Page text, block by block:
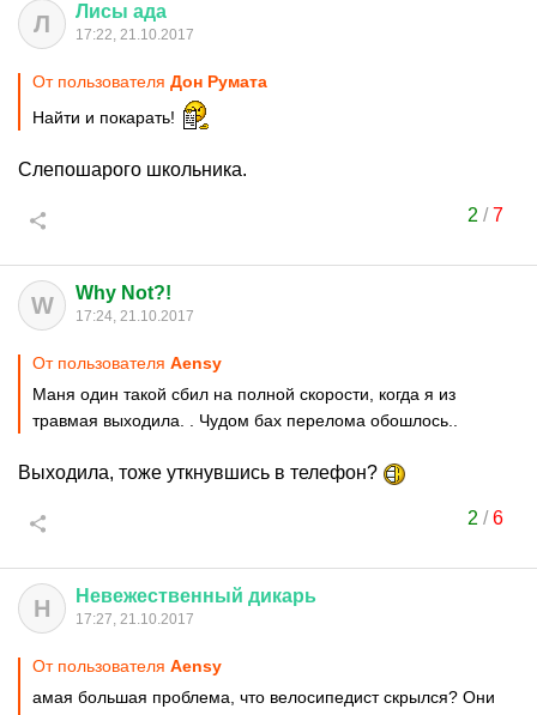
Л Лисы ада
17:22, 21.10.2017
От пользователя Дон Руматa
Найти и покарать!
Слепошарого школьника.
2 /7
W Why Not?!
17:24, 21.10.2017
От пользователя Aensy
Маня один такой сбил на полной скорости, когда я из
травмая выходила. . Чудом бах перелома обошлось..
Выходила, тоже уткнувшись в телефон?
2 /6
Н Невежественный дикарь
17:27, 21.10.2017
От пользователя Aensy
амая большая проблема, что велосипедист скрылся? Они